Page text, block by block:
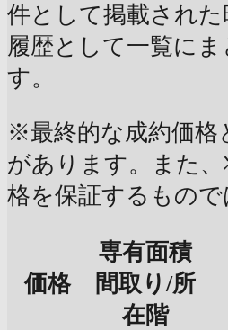
件として掲載された
履歴として一覧に
す。
※最終的な成約価格
があります。また
格を保証するもの
価格
専有面積
間取り/所
在階